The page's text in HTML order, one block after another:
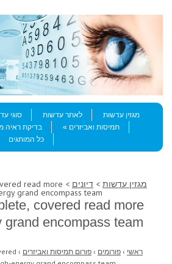
Menu
Skip to content
מגזין עדשות
לאתר עדשות סוגי
תמיסות ואביזרים
בדיקת ראיה
כל המותגים
מגזין עדשות > דיונים read more
grand encompass team.
covered read more
grand encompass team.
ראשי › פורומים › פורום תמיסות ואביזרים ›